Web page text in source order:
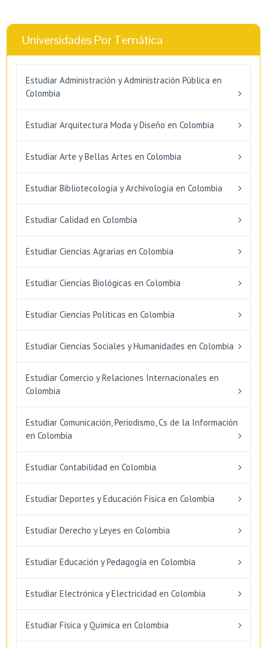
Universidades Por Temática
Estudiar Administración y Administración Pública en
Colombia
Estudiar Arquitectura Moda y Diseño en Colombia
Estudiar Arte y Bellas Artes en Colombia
Estudiar Bibliotecología y Archivología en Colombia
Estudiar Calidad en Colombia
Estudiar Ciencias Agrarias en Colombia
Estudiar Ciencias Biológicas en Colombia
Estudiar Ciencias Políticas en Colombia
Estudiar Ciencias Sociales y Humanidades en Colombia
Estudiar Comercio y Relaciones Internacionales en
Colombia
Estudiar Comunicación, Periodismo, Cs de la Información
en Colombia
Estudiar Contabilidad en Colombia
Estudiar Deportes y Educación Física en Colombia
Estudiar Derecho y Leyes en Colombia
Estudiar Educación y Pedagogía en Colombia
Estudiar Electrónica y Electricidad en Colombia
Estudiar Física y Química en Colombia